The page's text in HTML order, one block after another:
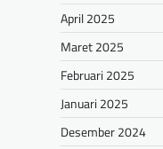
April 2025
Maret 2025
Februari 2025
Januari 2025
Desember 2024